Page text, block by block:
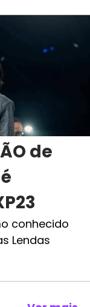
de
conhecido
Lendas